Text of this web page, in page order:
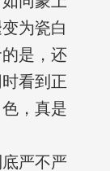
为瓷白
是，还
看到正
，真是
严不严